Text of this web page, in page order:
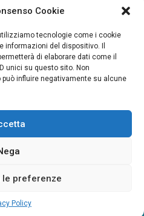
Cookie
tecnologie come i cookie
del dispositivo. Il
di elaborare dati come il
unici su questo sito. Non
influire negativamente su alcune
le preferenze
Policy
presso lo SpazioZona3
senza alcun vincolo giuridico
tra loro. Spaziozona3 è la
fisico dove vengono rese le